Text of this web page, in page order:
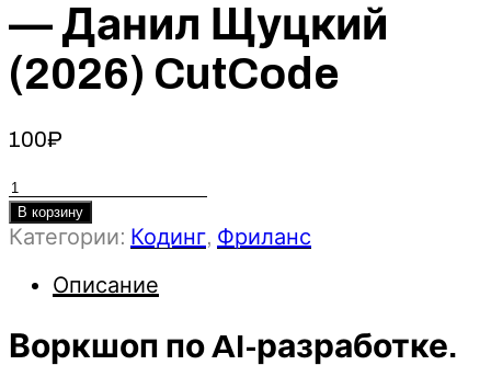
— Данил Щуцкий
(2026) CutCode
100₽
Количество
товара
Воркшоп
AI-
Часть
В корзину
Категории: Кодинг, Фриланс
Описание
Воркшоп по AI-разработке.